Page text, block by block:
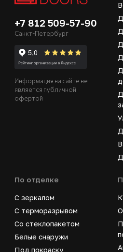
+7 812 509-57-90
Санкт-Петербург
Информация на сайте не
является публичной
офертой
По отделке
С зеркалом
С терморазрывом
Со стеклопакетом
Белые снаружи
Под покраску